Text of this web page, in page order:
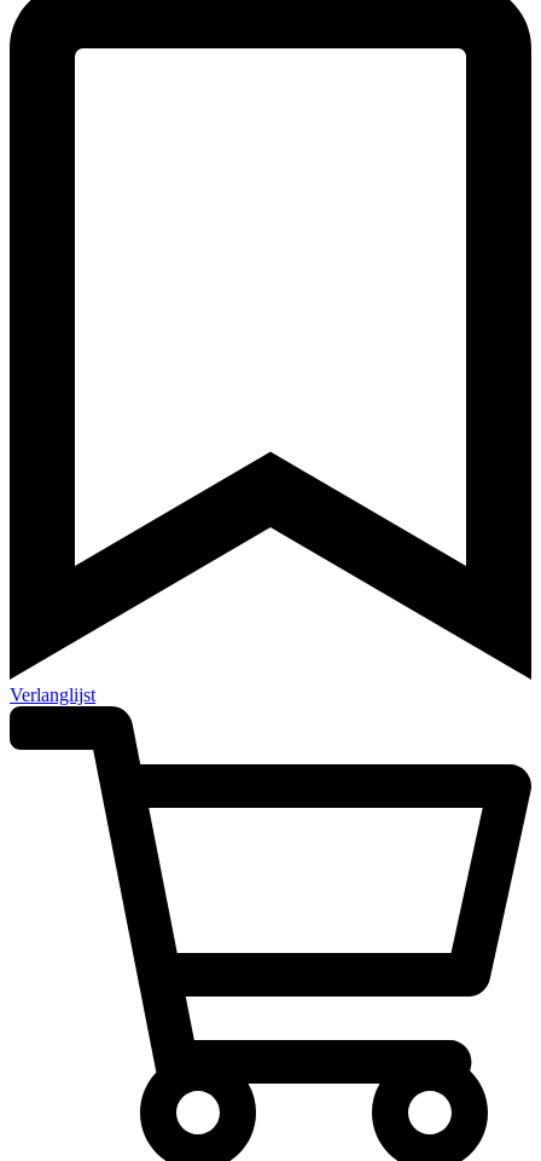
Verlanglijst